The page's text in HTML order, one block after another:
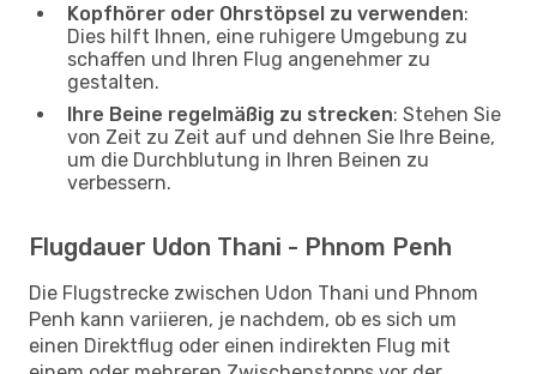
Kopfhörer oder Ohrstöpsel zu verwenden:
Dies hilft Ihnen, eine ruhigere Umgebung zu
schaffen und Ihren Flug angenehmer zu
gestalten.
Ihre Beine regelmäßig zu strecken: Stehen Sie
von Zeit zu Zeit auf und dehnen Sie Ihre Beine,
um die Durchblutung in Ihren Beinen zu
verbessern.
Flugdauer Udon Thani - Phnom Penh
Die Flugstrecke zwischen Udon Thani und Phnom
Penh kann variieren, je nachdem, ob es sich um
einen Direktflug oder einen indirekten Flug mit